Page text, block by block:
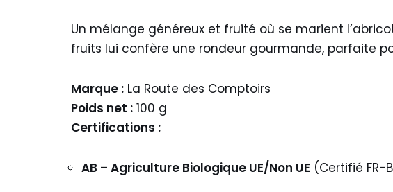
Un mélange généreux et fruité où se marient
fruits lui confère une rondeur gourmande, parfaite
Marque : La Route des Comptoirs
Poids net : 100 g
Certifications :
AB – Agriculture Biologique UE/Non UE (Certifié FR-